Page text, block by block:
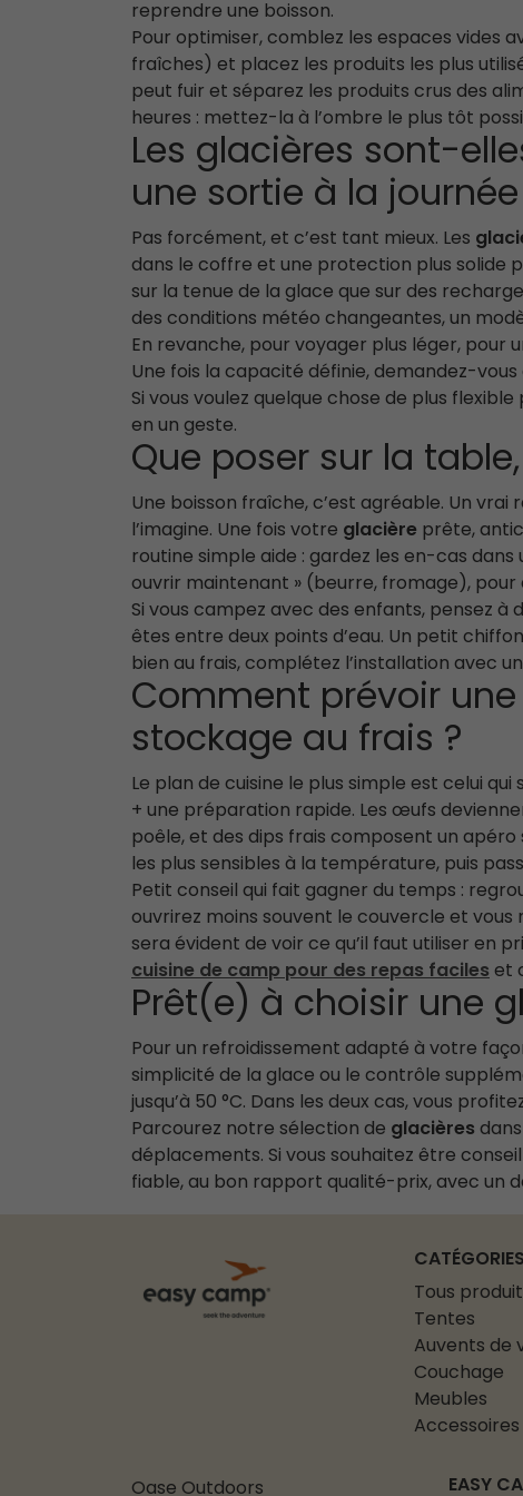
reprendre une boisson.
Pour optimiser, comblez les espaces vides
fraîches) et placez les produits les plus
peut fuir et séparez les produits crus des
heures : mettez-la à l’ombre le plus tôt
Les glacières sont-
une sortie à la
Pas forcément, et c’est tant mieux. Les
dans le coffre et une protection plus solide
sur la tenue de la glace que sur des
des conditions météo changeantes, un
En revanche, pour voyager plus léger, pour
Une fois la capacité définie, demandez-
Si vous voulez quelque chose de plus
en un geste.
Que poser sur la
Une boisson fraîche, c’est agréable. Un
l’imagine. Une fois votre glacière prête,
routine simple aide : gardez les en-cas
ouvrir maintenant » (beurre, fromage),
Si vous campez avec des enfants, pensez
êtes entre deux points d’eau. Un petit
bien au frais, complétez l’installation avec
Comment prévoir
stockage au frais ?
Le plan de cuisine le plus simple est celui qui
+ une préparation rapide. Les œufs
poêle, et des dips frais composent un
les plus sensibles à la température, puis
Petit conseil qui fait gagner du temps :
ouvrirez moins souvent le couvercle et
sera évident de voir ce qu’il faut utiliser en
cuisine de camp pour des repas facileset
Prêt(e) à choisir une
Pour un refroidissement adapté à votre
simplicité de la glace ou le contrôle
jusqu’à 50 °C. Dans les deux cas, vous
Parcourez notre sélection de glacières
déplacements. Si vous souhaitez être
fiable, au bon rapport qualité-prix, avec un
CATÉGORIES
Tous
Tentes
Auvents de
Couchage
Meubles
Accessoires
Oase Outdoors EASY